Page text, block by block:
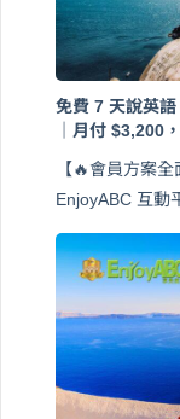
免費 7 天說英
｜月付 $3,200
【🔥會員方案
EnjoyABC 互動